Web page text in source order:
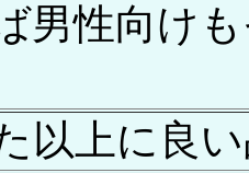
男性向け
以上に良